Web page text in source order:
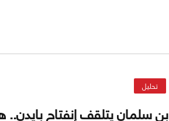
تحليل
بن سلمان يتلقف إنفتاح